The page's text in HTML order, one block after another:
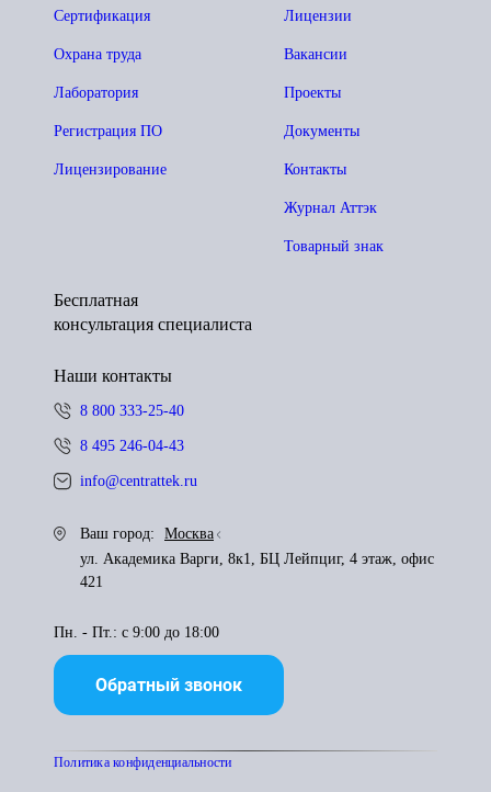
Лицензии
Вакансии
Проекты
Документы
Контакты
Журнал Аттэк
Товарный знак
Сертификация
Охрана труда
Лаборатория
Регистрация ПО
Лицензирование
Бесплатная
консультация специалиста
Наши контакты
8 800 333-25-40
8 495 246-04-43
info@centrattek.ru
Ваш город:
Москва
ул. Академика Варги, 8к1, БЦ Лейпциг, 4 этаж, офис
421
Пн. - Пт.: с 9:00 до 18:00
Обратный звонок
Политика конфиденциальности